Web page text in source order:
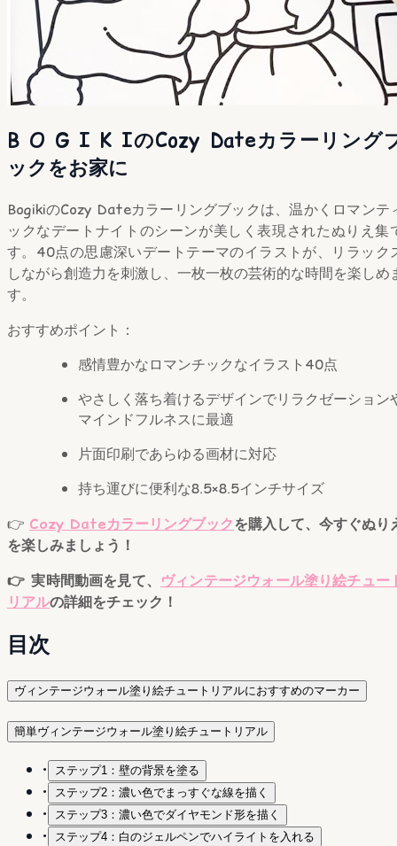
B O G I K IのCozy Dateカラーリング
ックをお家に
BogikiのCozy Dateカラーリングブックは、温かくロマンテ
ックなデートナイトのシーンが美しく表現されたぬりえ集
す。40点の思慮深いデートテーマのイラストが、リラック
しながら創造力を刺激し、一枚一枚の芸術的な時間を楽しめ
す。
おすすめポイント：
感情豊かなロマンチックなイラスト40点
やさしく落ち着けるデザインでリラクゼーション
マインドフルネスに最適
片面印刷であらゆる画材に対応
持ち運びに便利な8.5×8.5インチサイズ
👉 Cozy Dateカラーリングブックを購入して、今すぐぬり
を楽しみましょう！
👉 実時間動画を見て、 ヴィンテージウォール塗り絵チュー
リアルの詳細をチェック！
目次
ヴィンテージウォール塗り絵チュートリアルにおすすめのマーカー
簡単ヴィンテージウォール塗り絵チュートリアル
• ステップ1：壁の背景を塗る
• ステップ2：濃い色でまっすぐな線を描く
• ステップ3：濃い色でダイヤモンド形を描く
• ステップ4：白のジェルペンでハイライトを入れる